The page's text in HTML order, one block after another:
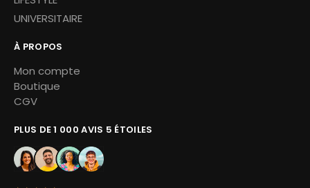
UNIVERSITAIRE
À PROPOS
Mon compte
Boutique
CGV
PLUS DE 1 000 AVIS 5 ÉTOILES